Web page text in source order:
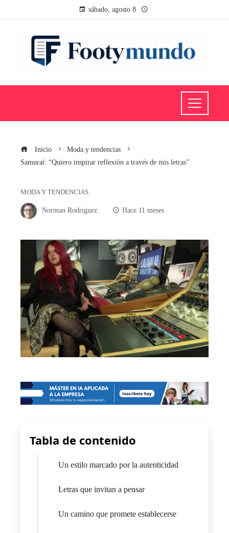
sábado, agosto 8
Inicio
Moda y tendencias
Samuraï: “Quiero inspirar reflexión a través de mis letras”
MODA Y TENDENCIAS
Norman Rodriguez Hace 11 meses
Tabla de contenido
Un estilo marcado por la autenticidad
Letras que invitan a pensar
Un camino que promete establecerse